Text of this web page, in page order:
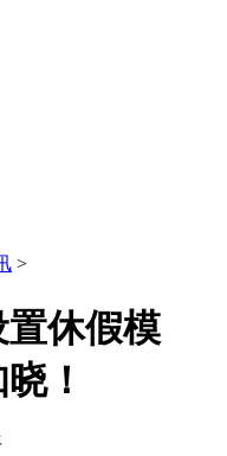
>
休假模
！